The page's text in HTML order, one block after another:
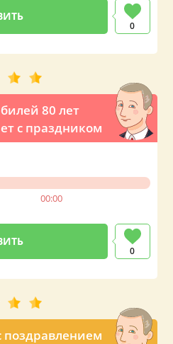
0
80 лет
с праздником
00:00
0
поздравлением